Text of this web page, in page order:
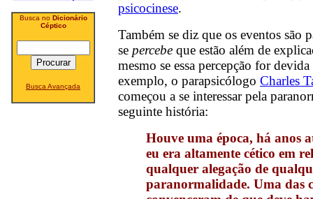
Busca no Dicionário
Céptico
Busca Avançada
psicocinese.
Também se diz que os eventos são
se percebe que estão além de
mesmo se essa percepção for
exemplo, o parapsicólogo Charles
começou a se interessar pela
seguinte história:
Houve uma época, há anos
eu era altamente cético em
qualquer alegação de
paranormalidade. Uma das